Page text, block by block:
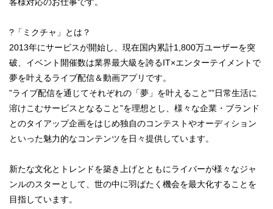
?「ミクチャ」とは？
2013年にサービスが開始し、現在国内累計1,800万ユーザーを突
破、イベント開催数は業界最大級を誇るIT×エンターテイメントで
夢を叶えるライブ配信＆動画アプリです。
”ライブ配信を通じてそれぞれの「夢」を叶えること””日常生活に
溶けこむサービスとなること”を理想とし、様々な企業・ブランド
とのタイアップ企画をはじめ独自のコンテストやオーディション
といった魅力的なコンテンツを日々提供しています。
新たな文化とトレンドを築き上げとともにライバーが様々なジャ
ンルのスターとして、世の中に羽ばたく機会を最大化することを
目指しています。